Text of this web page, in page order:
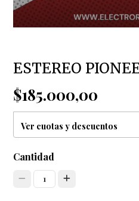
ESTEREO
$185.000,00
Ver cuotas y descuentos
Cantidad
1